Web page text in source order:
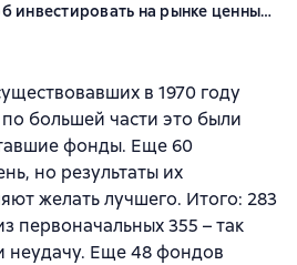
инвестировать на рынке ценных
4,6 на основе 140 оценок
в 1970 году
большей части это были
фонды. Еще 60
но результаты их
желать лучшего. Итого: 283
первоначальных 355 – так
неудачу. Еще 48 фондов